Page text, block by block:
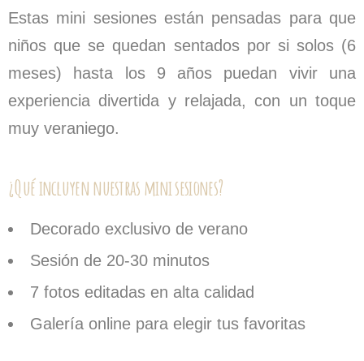
Estas mini sesiones están pensadas para que
niños que se quedan sentados por si solos (6
meses)
hasta los 9 años puedan vivir una
experiencia divertida y relajada, con un toque
muy veraniego.
¿Qué incluyen nuestras mini sesiones?
Decorado exclusivo de verano
Sesión de 20-30 minutos
7 fotos editadas en alta calidad
Galería online para elegir tus favoritas